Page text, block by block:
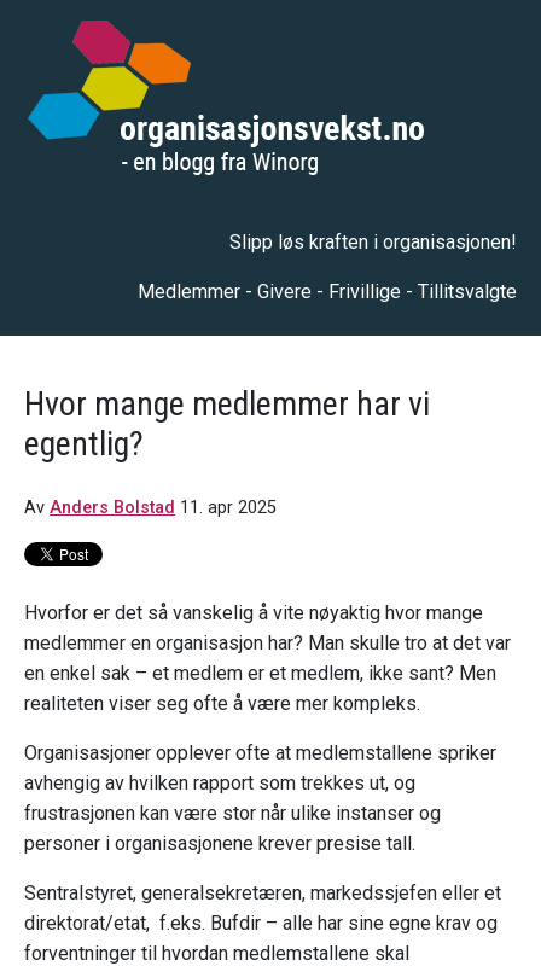
Slipp løs kraften i organisasjonen!
Medlemmer - Givere - Frivillige - Tillitsvalgte
Hvor mange medlemmer har vi
egentlig?
Av Anders Bolstad 11. apr 2025
Hvorfor er det så vanskelig å vite nøyaktig hvor mange
medlemmer en organisasjon har? Man skulle tro at det var
en enkel sak – et medlem er et medlem, ikke sant? Men
realiteten viser seg ofte å være mer kompleks.
Organisasjoner opplever ofte at medlemstallene spriker
avhengig av hvilken rapport som trekkes ut, og
frustrasjonen kan være stor når ulike instanser og
personer i organisasjonene krever presise tall.
Sentralstyret, generalsekretæren, markedssjefen eller et
direktorat/etat, f.eks. Bufdir – alle har sine egne krav og
forventninger til hvordan medlemstallene skal